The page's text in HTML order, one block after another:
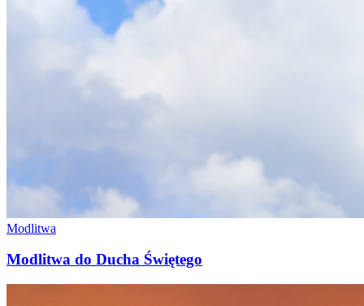
Modlitwa
Modlitwa do Ducha Świętego